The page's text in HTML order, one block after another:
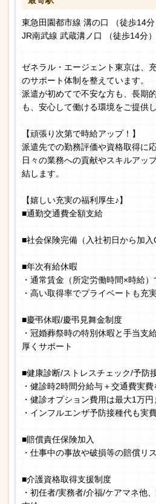
東急田園都市線 溝の口 （徒歩14分
JR南武線 武蔵溝ノ口 （徒歩14分）
ゼネラル・エージェント東京は、
のサポート体制を整えています。
派遣が初めてで不安な方も、長期
も、安心して働ける環境をご提供し
【頑張り次第で時給アップ！】
派遣先での勤務評価や資格取得に
日々の業務への貢献やスキルアッ
結します。
【嬉しい充実の福利厚生♪】
■通勤交通費全額支給
■社会保険完備（入社初日から加入
■年次有給休暇
・通常賃金（所定労働時間×時給
・高い取得率でプライベートも充
■慶弔休暇/慶弔見舞金制度
・冠婚葬祭時の特別休暇と手当支
厚くサポート
■健康診断/ストレスチェック/予防
・健診時2時間分給与＋交通費実
・健診オプション費用は最大1万
・インフルエンザ予防接種代も実
■賠償責任保険加入
・仕事中の事故や破損等の賠償リ
■介護資格取得支援制度
・初任者/実務者/介福/ケアマネ他